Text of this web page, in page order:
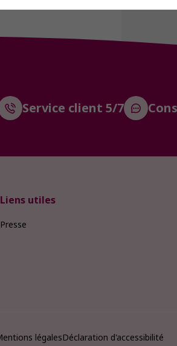
Service client 5/7
Liens utiles
Presse
légalesDéclaration d'accessibilité